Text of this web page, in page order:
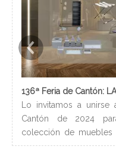
Lo invitamos a
Cantón de 2024
colección de muebles
Esperamos